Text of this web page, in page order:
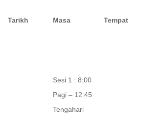
Tarikh Masa Tempat
Sesi 1 : 8:00
Pagi – 12:45
Tengahari